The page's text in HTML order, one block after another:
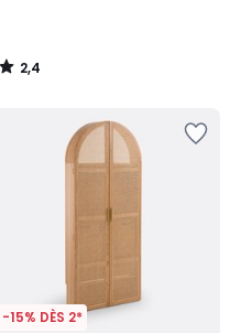
2,4
/
-15% DÈS 2*